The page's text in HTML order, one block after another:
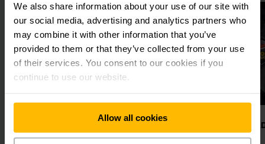
We also share information about your use of our site with
our social media, advertising and analytics partners who
may combine it with other information that you’ve
provided to them or that they’ve collected from your use
of their services. You consent to our cookies if you
continue to use our website.
Allow all cookies
INTELIGENTE